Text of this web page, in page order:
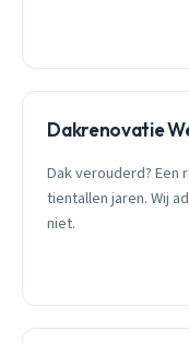
Dakrenovatie
Dak verouderd?
tientallen jaren. Wij
niet.